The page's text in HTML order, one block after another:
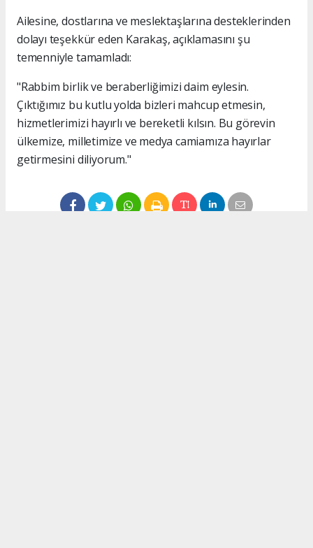
Ailesine, dostlarına ve meslektaşlarına desteklerinden
dolayı teşekkür eden Karakaş, açıklamasını şu
temenniyle tamamladı:
"Rabbim birlik ve beraberliğimizi daim eylesin.
Çıktığımız bu kutlu yolda bizleri mahcup etmesin,
hizmetlerimizi hayırlı ve bereketli kılsın. Bu görevin
ülkemize, milletimize ve medya camiamıza hayırlar
getirmesini diliyorum."